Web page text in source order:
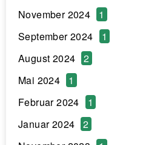
November 2024
1
September 2024
1
August 2024
2
Mai 2024
1
Februar 2024
1
Januar 2024
2